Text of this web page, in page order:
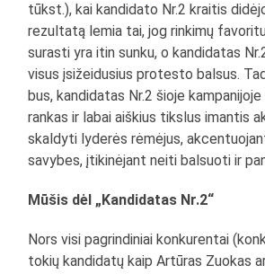
tūkst.), kai kandidato Nr.2 kraitis
rezultatą lemia tai, jog rinkimų
surasti yra itin sunku, o kandidatas
visus įsižeidusius protesto balsus.
bus, kandidatas Nr.2 šioje
rankas ir labai aiškius tikslus imantis
skaldyti lyderės rėmėjus,
savybes, įtikinėjant neiti balsuoti ir
Mūšis dėl „Kandidatas Nr.2“
Nors visi pagrindiniai konkurentai
tokių kandidatų kaip Artūras Zuokas